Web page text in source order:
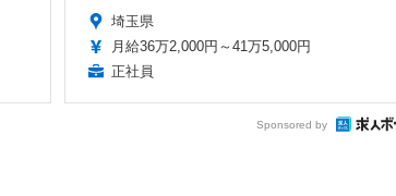
埼玉県
月給36万2,000円～41万5,000円
正社員
Sponsored by